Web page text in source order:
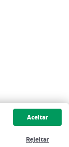
Aceitar
Rejeitar